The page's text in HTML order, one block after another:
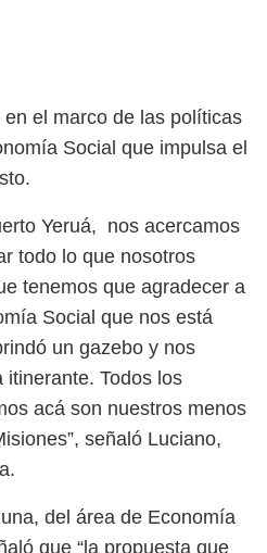
el marco de las políticas
Social que impulsa el
Yeruá, nos acercamos
todo lo que nosotros
tenemos que agradecer a
Social que nos está
un gazebo y nos
itinerante. Todos los
acá son nuestros menos
señaló Luciano,
del área de Economía
que “la propuesta que